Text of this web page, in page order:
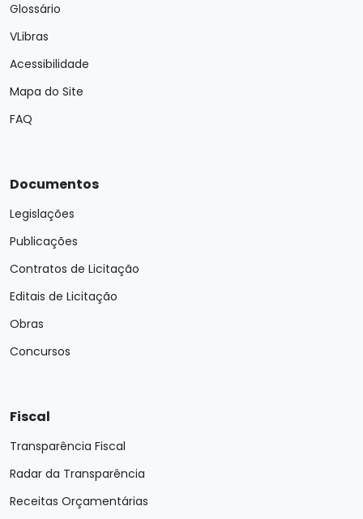
Glossário
VLibras
Acessibilidade
Mapa do Site
FAQ
Documentos
Legislações
Publicações
Contratos de Licitação
Editais de Licitação
Obras
Concursos
Fiscal
Transparência Fiscal
Radar da Transparência
Receitas Orçamentárias